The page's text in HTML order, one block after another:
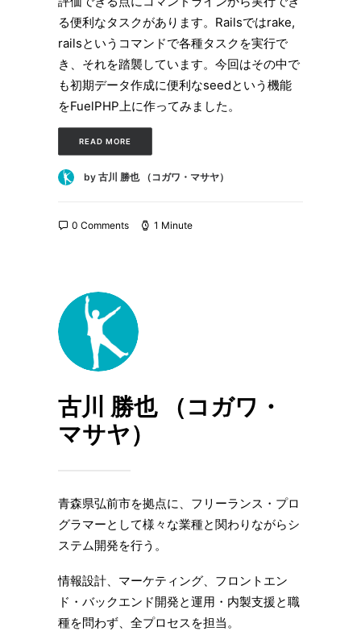
る便利なタスクがあります。Railsではrake,
railsというコマンドで各種タスクを実行で
き、それを踏襲しています。今回はその中で
も初期データ作成に便利なseedという機能
をFuelPHP上に作ってみました。
READ MORE
by 古川 勝也 （コガワ・マサヤ）
0 Comments 1 Minute
古川 勝也 （コガワ・
マサヤ）
⻘森県弘前市を拠点に、フリーランス・プロ
グラマーとして様々な業種と関わりながらシ
ステム開発を⾏う。
情報設計、マーケティング、フロントエン
ド・バックエンド開発と運用・内製支援と職
種を問わず、全プロセスを担当。